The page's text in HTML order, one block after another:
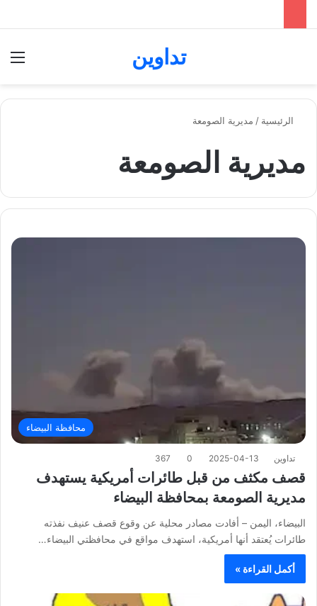
تداوين
الرئيسية / مديرية الصومعة
مديرية الصومعة
محافظة البيضاء
تداوين 2025-04-13
0
367
قصف مكثف من قبل طائرات أمريكية يستهدف
مديرية الصومعة بمحافظة البيضاء
البيضاء، اليمن – أفادت مصادر محلية عن وقوع قصف عنيف نفذته
طائرات يُعتقد أنها أمريكية، استهدف مواقع في محافظتي البيضاء…
أكمل القراءة »